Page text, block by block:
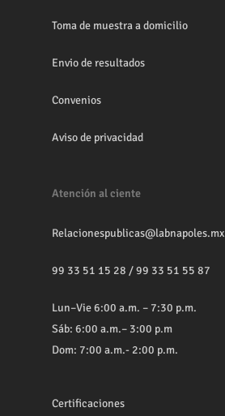
Toma de muestra a domicilio
Envio de resultados
Convenios
Aviso de privacidad
Atención al ciente
Relacionespublicas@labnapoles.mx
99 33 51 15 28 /99 33 51 55 87
Lun–Vie 6:00 a.m. – 7:30 p.m.
Sáb: 6:00 a.m.– 3:00 p.m
Dom: 7:00 a.m.- 2:00 p.m.
Certificaciones